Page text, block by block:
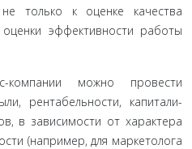
только к оценке качества
эффективности работы
компании можно провести
рентабельности, капитали­
в зависимости от характера
(например, для маркетоло­га